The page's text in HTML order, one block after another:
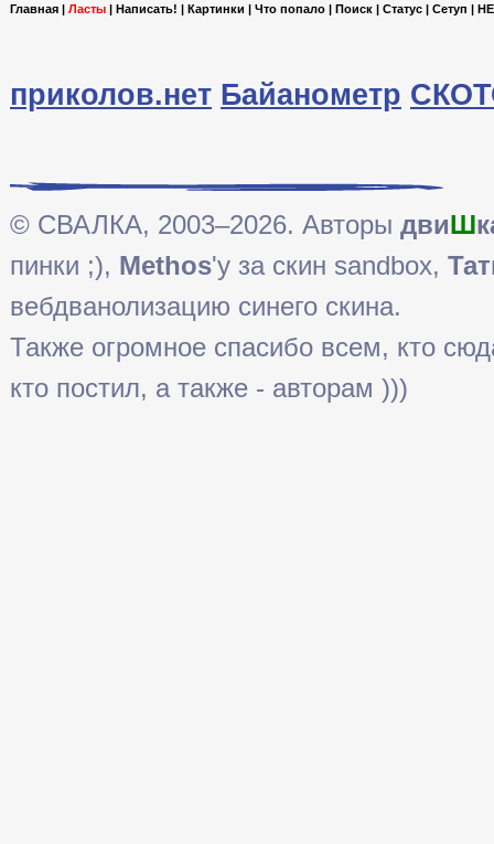
Главная | Ласты | Написать! | Картинки | Что попало | Поиск | Статус | Сетуп |
приколов.нет Байанометр
© СВАЛКА, 2003–2026. Авторы двиШ
пинки ;), Methos'у за скин sandbox,
вебдванолизацию синего скина.
Также огромное спасибо всем, кто
кто постил, а также - авторам )))